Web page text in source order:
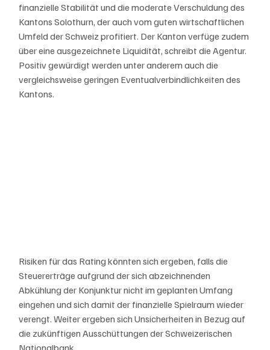
finanzielle Stabilität und die moderate Verschuldung des
Kantons Solothurn, der auch vom guten wirtschaftlichen
Umfeld der Schweiz profitiert. Der Kanton verfüge zudem
über eine ausgezeichnete Liquidität, schreibt die Agentur.
Positiv gewürdigt werden unter anderem auch die
vergleichsweise geringen Eventualverbindlichkeiten des
Kantons.
Risiken für das Rating könnten sich ergeben, falls die
Steuererträge aufgrund der sich abzeichnenden
Abkühlung der Konjunktur nicht im geplanten Umfang
eingehen und sich damit der finanzielle Spielraum wieder
verengt. Weiter ergeben sich Unsicherheiten in Bezug auf
die zukünftigen Ausschüttungen der Schweizerischen
Nationalbank.